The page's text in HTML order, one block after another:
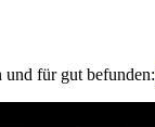
und für gut befunden: